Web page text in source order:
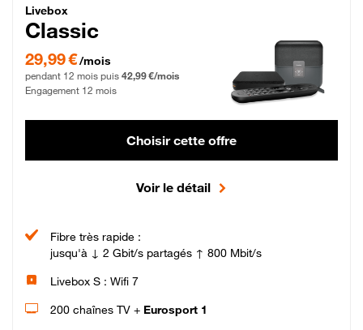
Livebox Classic Fibre
Livebox
Classic
29,99 € par mois pendant 12 mois puis 42,99 € par mois, Engagement 12 mois
29,99 €/mois
pendant 12 mois puis 42,99 €/mois
Engagement 12 mois
Choisir cette offre
Voir le détail
Fibre très rapide :
jusqu'à ↓ 2 Gbit/s partagés ↑ 800 Mbit/s
Livebox S : Wifi 7
200 chaînes TV + Eurosport 1